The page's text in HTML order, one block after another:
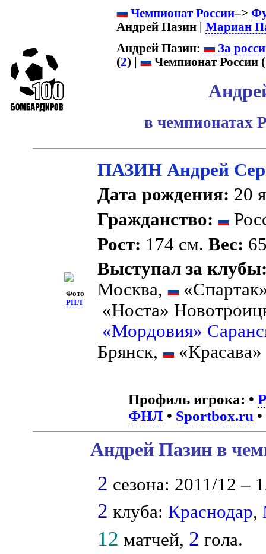
Чемпионат России–>
Андрей Пазин | Мариан
Андрей Пазин:
За
(2) | Чемпионат России (
в чемпионатах
Фото
РПЛ
ПАЗИН Андрей
Дата рождения: 20
Гражданство:
Рост: 174 см.Вес:
Выступал за
Москва,
«Носта»
«Мордовия»
Брянск,
Профиль игрока: •
ФНЛ• Sportbox.ru •
Андрей Пазин в
2 сезона: 2011/12 –
2 клуба: Краснодар,
12 матчей, 2 гола.